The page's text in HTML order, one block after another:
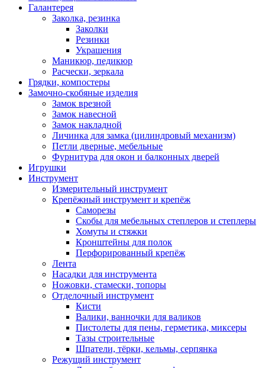
Галантерея
Заколка, резинка
Заколки
Резинки
Украшения
Маникюр, педикюр
Расчески, зеркала
Грядки, компостеры
Замочно-скобяные изделия
Замок врезной
Замок навесной
Замок накладной
Личинка для замка (цилиндровый механизм)
Петли дверные, мебельные
Фурнитура для окон и балконных дверей
Игрушки
Инструмент
Измерительный инструмент
Крепёжный инструмент и крепёж
Саморезы
Скобы для мебельных степлеров и степлеры
Хомуты и стяжки
Кронштейны для полок
Перфорированный крепёж
Лента
Насадки для инструмента
Ножовки, стамески, топоры
Отделочный инструмент
Кисти
Валики, ванночки для валиков
Пистолеты для пены, герметика, миксеры
Тазы строительные
Шпатели, тёрки, кельмы, серпянка
Режущий инструмент